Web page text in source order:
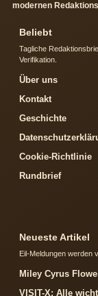
modernen
Beliebt
Tagliche
Verifikation.
Über uns
Kontakt
Geschichte
Cookie-Richtlinie
Rundbrief
Neueste Artikel
Eil-Meldungen werden
Miley Cyrus
VISIT-X: Alle